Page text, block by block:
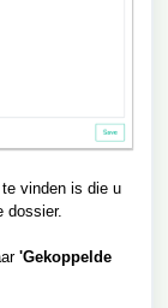
vinden is die u
dossier.
'Gekoppelde